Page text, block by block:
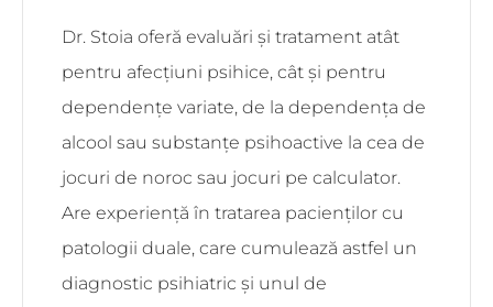
Dr. Stoia oferă evaluări și tratament atât
pentru afecțiuni psihice, cât și pentru
dependențe variate, de la dependența de
alcool sau substanțe psihoactive la cea de
jocuri de noroc sau jocuri pe calculator.
Are experiență în tratarea pacienților cu
patologii duale, care cumulează astfel un
diagnostic psihiatric și unul de